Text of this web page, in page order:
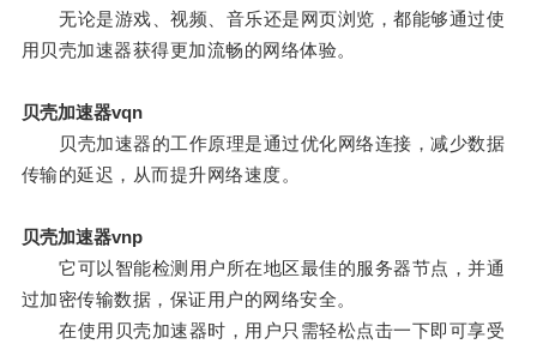
无论是游戏、视频、音乐还是网页浏览，都能够通过使
用贝壳加速器获得更加流畅的网络体验。
贝壳加速器vqn
贝壳加速器的工作原理是通过优化网络连接，减少数据
传输的延迟，从而提升网络速度。
贝壳加速器vnp
它可以智能检测用户所在地区最佳的服务器节点，并通
过加密传输数据，保证用户的网络安全。
在使用贝壳加速器时，用户只需轻松点击一下即可享受